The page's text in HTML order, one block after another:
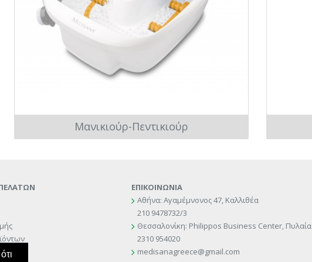
Μανικιούρ-Πεντικιούρ
ΕΠΙΚΟΙΝΩΝΙΑ
Αθήνα: Αγαμέμνονος 47, Καλλιθέα
210 9478732/3
Θεσσαλονίκη: Philippos Business Center, Πυλαία
2310 954020
medisanagreece@gmail.com